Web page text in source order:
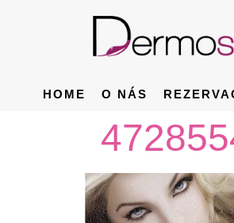
HOME O NÁS